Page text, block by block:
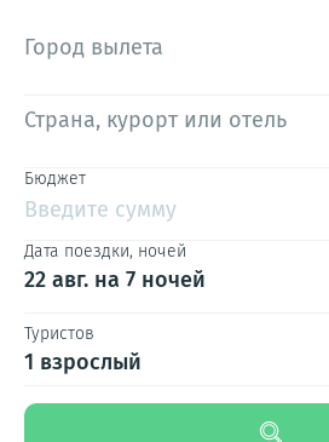
Город вылета
Страна, курорт или отель
Бюджет
Введите сумму
Дата поездки, ночей
22 авг. на 7 ночей
Туристов
1 взрослый